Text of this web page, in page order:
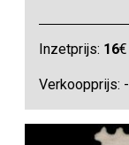
Inzetprijs: 16€
Verkoopprijs: -